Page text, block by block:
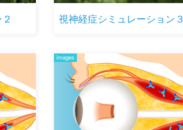
視神経症シミュレーション３
images